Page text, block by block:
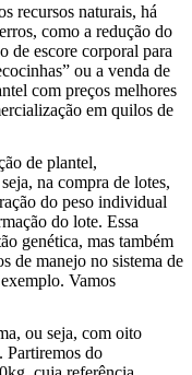
recursos naturais, há
como a redução do
de escore corporal para
ou a venda de
com preços melhores
em quilos de
de plantel,
na compra de lotes,
do peso individual
do lote. Essa
genética, mas também
de manejo no sistema de
Vamos
ou seja, com oito
Partiremos do